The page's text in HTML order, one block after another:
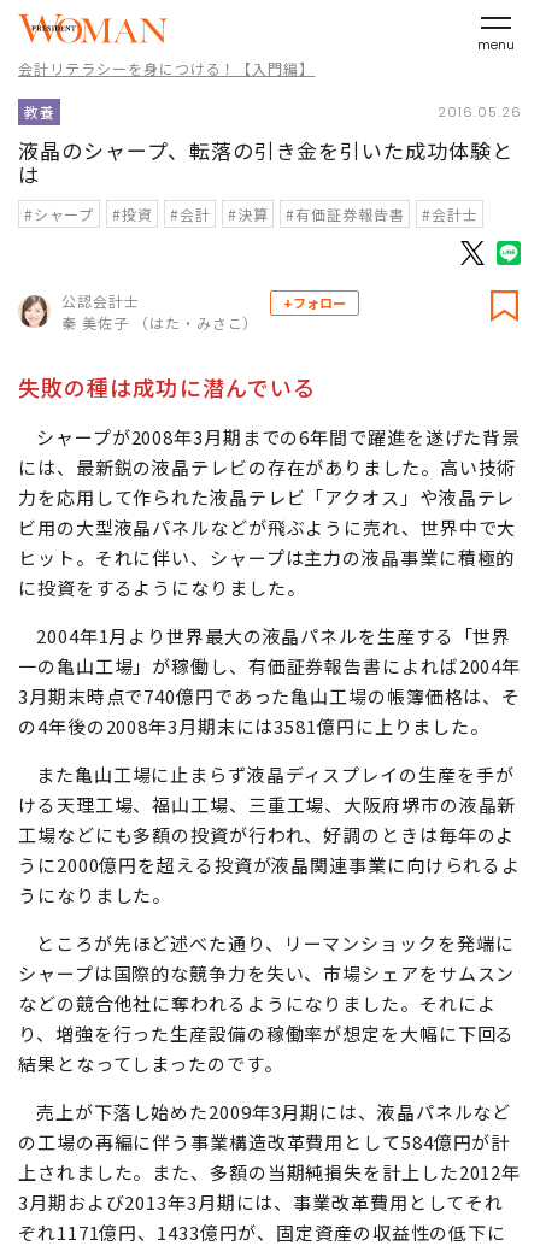
menu
会計リテラシーを身につける！【入門編】
教養 2016.05.26
液晶のシャープ、転落の引き金を引いた成功体験と
は
#シャープ #投資 #会計 #決算 #有価証券報告書 #会計士
公認会計士
秦 美佐子 （はた・みさこ）
+フォロー
失敗の種は成功に潜んでいる
シャープが2008年3月期までの6年間で躍進を遂げた背景
には、最新鋭の液晶テレビの存在がありました。高い技術
力を応用して作られた液晶テレビ「アクオス」や液晶テレ
ビ用の大型液晶パネルなどが飛ぶように売れ、世界中で大
ヒット。それに伴い、シャープは主力の液晶事業に積極的
に投資をするようになりました。
2004年1月より世界最大の液晶パネルを生産する「世界
一の亀山工場」が稼働し、有価証券報告書によれば2004年
3月期末時点で740億円であった亀山工場の帳簿価格は、そ
の4年後の2008年3月期末には3581億円に上りました。
また亀山工場に止まらず液晶ディスプレイの生産を手が
ける天理工場、福山工場、三重工場、大阪府堺市の液晶新
工場などにも多額の投資が行われ、好調のときは毎年のよ
うに2000億円を超える投資が液晶関連事業に向けられるよ
うになりました。
ところが先ほど述べた通り、リーマンショックを発端に
シャープは国際的な競争力を失い、市場シェアをサムスン
などの競合他社に奪われるようになりました。それによ
り、増強を行った生産設備の稼働率が想定を大幅に下回る
結果となってしまったのです。
売上が下落し始めた2009年3月期には、液晶パネルなど
の工場の再編に伴う事業構造改革費用として584億円が計
上されました。また、多額の当期純損失を計上した2012年
3月期および2013年3月期には、事業改革費用としてそれ
ぞれ1171億円、1433億円が、固定資産の収益性の低下に